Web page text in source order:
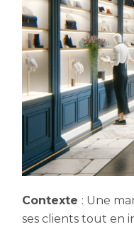
Contexte : Une
ses clients tout en